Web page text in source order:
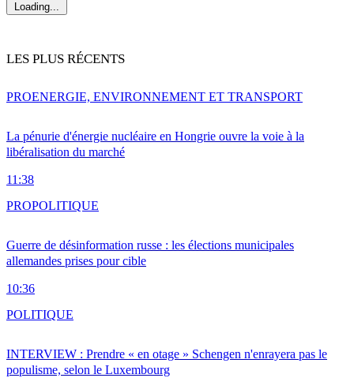
Loading...
LES PLUS RÉCENTS
La pénurie d'énergie nucléaire en Hongrie ouvre la voie à la
libéralisation du marché
11:38
PROENERGIE, ENVIRONNEMENT ET TRANSPORT
Guerre de désinformation russe : les élections municipales
allemandes prises pour cible
10:36
PROPOLITIQUE
INTERVIEW : Prendre « en otage » Schengen n'enrayera pas le
populisme, selon le Luxembourg
POLITIQUE